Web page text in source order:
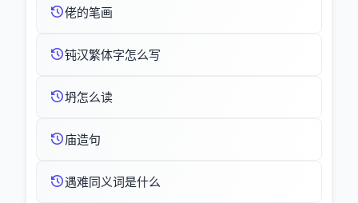
佬的笔画
钝汉繁体字怎么写
坍怎么读
庙造句
遇难同义词是什么